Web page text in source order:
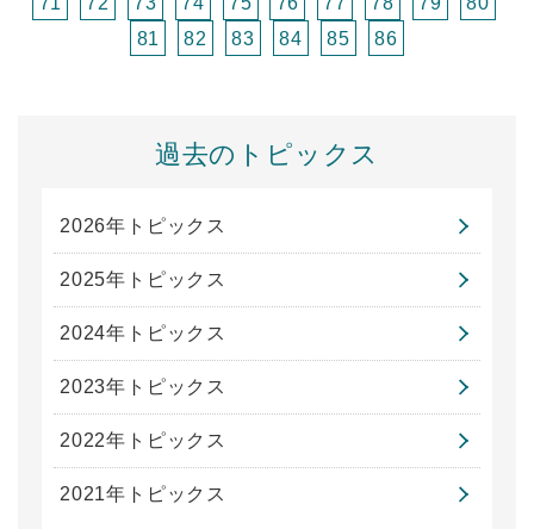
81
82 83 84 85 86
過去のトピックス
2026年トピックス
2025年トピックス
2024年トピックス
2023年トピックス
2022年トピックス
2021年トピックス